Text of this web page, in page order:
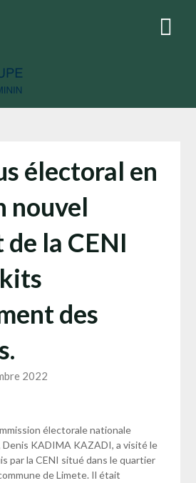
électoral en
nouvel
la CENI
des
2022
électorale nationale
KADIMA KAZADI, a visité le
par la CENI situé dans le quartier
de Limete. Il était